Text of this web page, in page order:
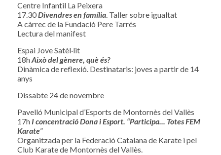
Centre Infantil La Peixera
17.30Divendres en família. Taller sobre igualtat
A càrrec de la Fundació Pere Tarrés
Lectura del manifest
Espai Jove Satèl·lit
18hAixò del gènere, què és?
Dinàmica de reflexió. Destinataris: joves a partir de 14
anys
Dissabte 24 de novembre
Pavelló Municipal d’Esports de Montornès del Vallès
17h I concentració Dona i Esport. “Participa... Totes FEM
Karate”
Organitzada per la Federació Catalana de Karate i pel
Club Karate de Montornès del Vallès.